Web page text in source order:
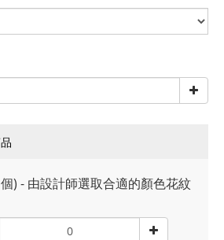
) - 由設計師選取合適的顏色花紋